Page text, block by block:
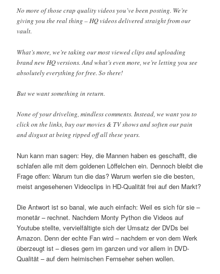
No more of those crap quality videos you’ve been posting. We’re
giving you the real thing – HQ videos delivered straight from our
vault.
What’s more, we’re taking our most viewed clips and uploading
brand new HQ versions. And what’s even more, we’re letting you see
absolutely everything for free. So there!
But we want something in return.
None of your driveling, mindless comments. Instead, we want you to
click on the links, buy our movies & TV shows and soften our pain
and disgust at being ripped off all these years.
Nun kann man sagen: Hey, die Mannen haben es geschafft, die
schlafen alle mit dem goldenen Löffelchen ein. Dennoch bleibt die
Frage offen: Warum tun die das? Warum werfen sie die besten,
meist angesehenen Videoclips in HD-Qualität frei auf den Markt?
Die Antwort ist so banal, wie auch einfach: Weil es sich für sie –
monetär – rechnet. Nachdem Monty Python die Videos auf
Youtube stellte, vervielfältigte sich der Umsatz der DVDs bei
Amazon. Denn der echte Fan wird – nachdem er von dem Werk
überzeugt ist – dieses gern im ganzen und vor allem in DVD-
Qualität – auf dem heimischen Fernseher sehen wollen.